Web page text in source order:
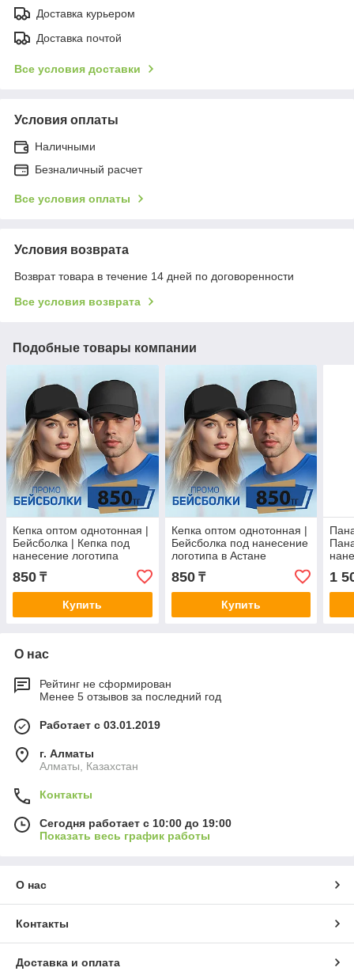
Доставка курьером
Доставка почтой
Все условия доставки
Условия оплаты
Наличными
Безналичный расчет
Все условия оплаты
Условия возврата
Возврат товара в течение 14 дней по договоренности
Все условия возврата
Подобные товары компании
Кепка оптом однотонная |
Бейсболка | Кепка под
нанесение логотипа
850 ₸
Купить
Кепка оптом однотонная |
Бейсболка под нанесение
логотипа в Астане
850₸
Купить
1
О нас
Рейтинг не сформирован
Менее 5 отзывов за последний год
Работает с 03.01.2019
г. Алматы
Алматы, Казахстан
Контакты
Сегодня работает с 10:00 до 19:00
Показать весь график работы
О нас
Контакты
Доставка и оплата